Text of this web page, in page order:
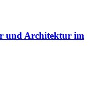
und Architektur im